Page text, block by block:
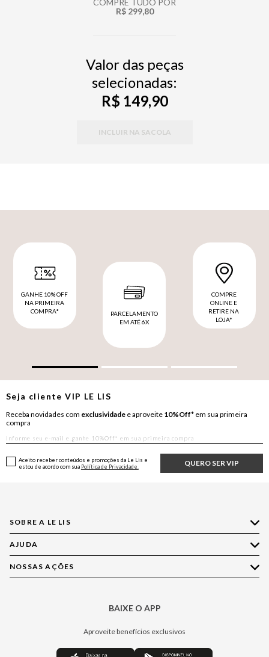
COMPRE TUDO POR
R$ 299,80
Valor das peças
selecionadas:
R$ 149,90
INCLUIR NA SACOLA
GANHE 10% OFF
NA PRIMEIRA
COMPRA*
PARCELAMENTO
EM ATÉ 6X
COMPRE
ONLINE E
RETIRE NA
LOJA*
Seja clienteVIP LE LIS
Receba novidades com exclusividade e aproveite 10%Off* em sua primeira
compra
QUERO SER VIP
Aceito receber conteúdos e promoções da Le Lis e
estou de acordo com sua Política de Privacidade.
SOBRE A LE LIS
Quem Somos
Nossas Lojas
Política de Privacidade
AJUDA
Compre pelo WhatsApp
Central de Relacionamento
NOSSAS AÇÕES
BAIXE O APP
Aproveite benefícios exclusivos